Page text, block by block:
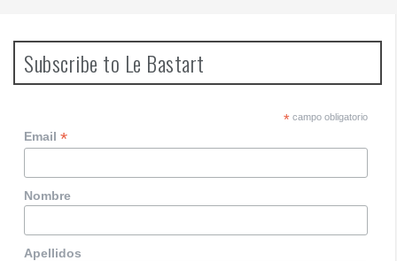
Subscribe to Le Bastart
*campo obligatorio
Email*
Nombre
Apellidos